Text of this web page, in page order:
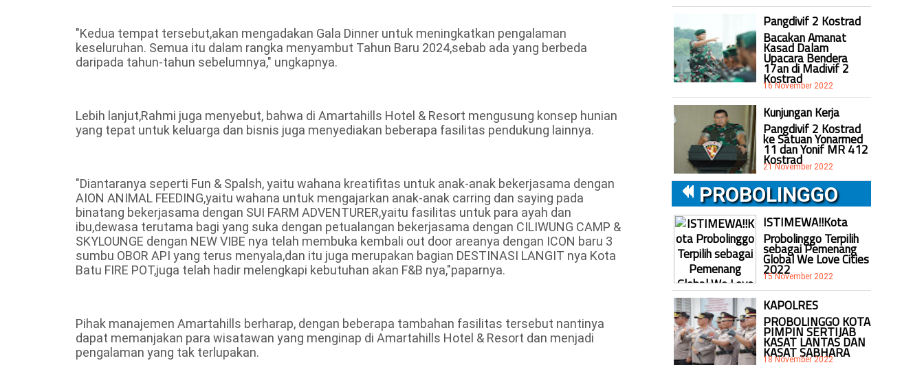
"Kedua tempat tersebut,akan mengadakan Gala Dinner untuk meningkatkan pengalaman
keseluruhan. Semua itu dalam rangka menyambut Tahun Baru 2024,sebab ada yang berbeda
daripada tahun-tahun sebelumnya," ungkapnya.
Lebih lanjut,Rahmi juga menyebut, bahwa di Amartahills Hotel & Resort mengusung konsep hunian
yang tepat untuk keluarga dan bisnis juga menyediakan beberapa fasilitas pendukung lainnya.
"Diantaranya seperti Fun & Spalsh, yaitu wahana kreatifitas untuk anak-anak bekerjasama dengan
AION ANIMAL FEEDING,yaitu wahana untuk mengajarkan anak-anak carring dan saying pada
binatang bekerjasama dengan SUI FARM ADVENTURER,yaitu fasilitas untuk para ayah dan
ibu,dewasa terutama bagi yang suka dengan petualangan bekerjasama dengan CILIWUNG CAMP &
SKYLOUNGE dengan NEW VIBE nya telah membuka kembali out door areanya dengan ICON baru 3
sumbu OBOR API yang terus menyala,dan itu juga merupakan bagian DESTINASI LANGIT nya Kota
Batu FIRE POT,juga telah hadir melengkapi kebutuhan akan F&B nya,"paparnya.
Pihak manajemen Amartahills berharap, dengan beberapa tambahan fasilitas tersebut nantinya
dapat memanjakan para wisatawan yang menginap di Amartahills Hotel & Resort dan menjadi
pengalaman yang tak terlupakan.
Pangdivif 2 Kostrad
Bacakan Amanat
Kasad Dalam
Upacara Bendera
17an di Madivif 2
Kostrad
16 November 2022
Kunjungan Kerja
Pangdivif 2 Kostrad
ke Satuan Yonarmed
11 dan Yonif MR 412
Kostrad
21 November 2022
PROBOLINGGO
ISTIMEWA!!Kota
Probolinggo Terpilih
sebagai Pemenang
Global We Love Cities
2022
15 November 2022
KAPOLRES
PROBOLINGGO KOTA
PIMPIN SERTIJAB
KASAT LANTAS DAN
KASAT SABHARA
18 November 2022